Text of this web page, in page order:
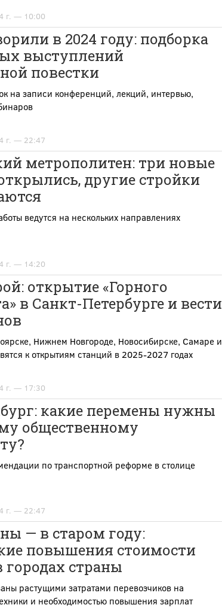
г. — 10:00
в 2024 году: подборка
выступлений
повестки
на записи конференций, лекций, интервью,
г. — 22:47
метрополитен: три новые
другие стройки
ведутся на нескольких направлениях
г. — 14:20
открытие «Горного
в Санкт-Петербурге и вести
Нижнем Новгороде, Новосибирске, Самаре и
к открытиям станций в 2025-2027 годах
г. — 17:30
какие перемены нужны
общественному
по транспортной реформе в столице
г. — 22:47
— в старом году:
повышения стоимости
городах страны
растущими затратами перевозчиков на
и необходимостью повышения зарплат